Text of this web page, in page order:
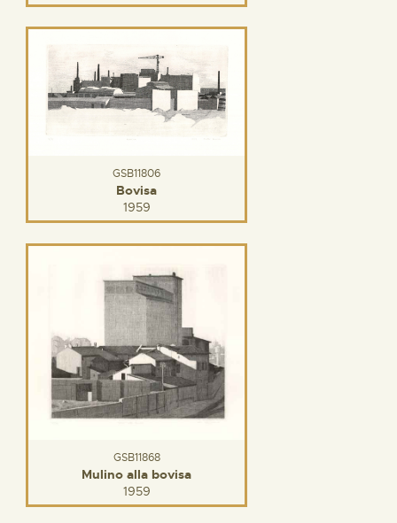
GSB11806
Bovisa
1959
GSB11868
Mulino alla bovisa
1959